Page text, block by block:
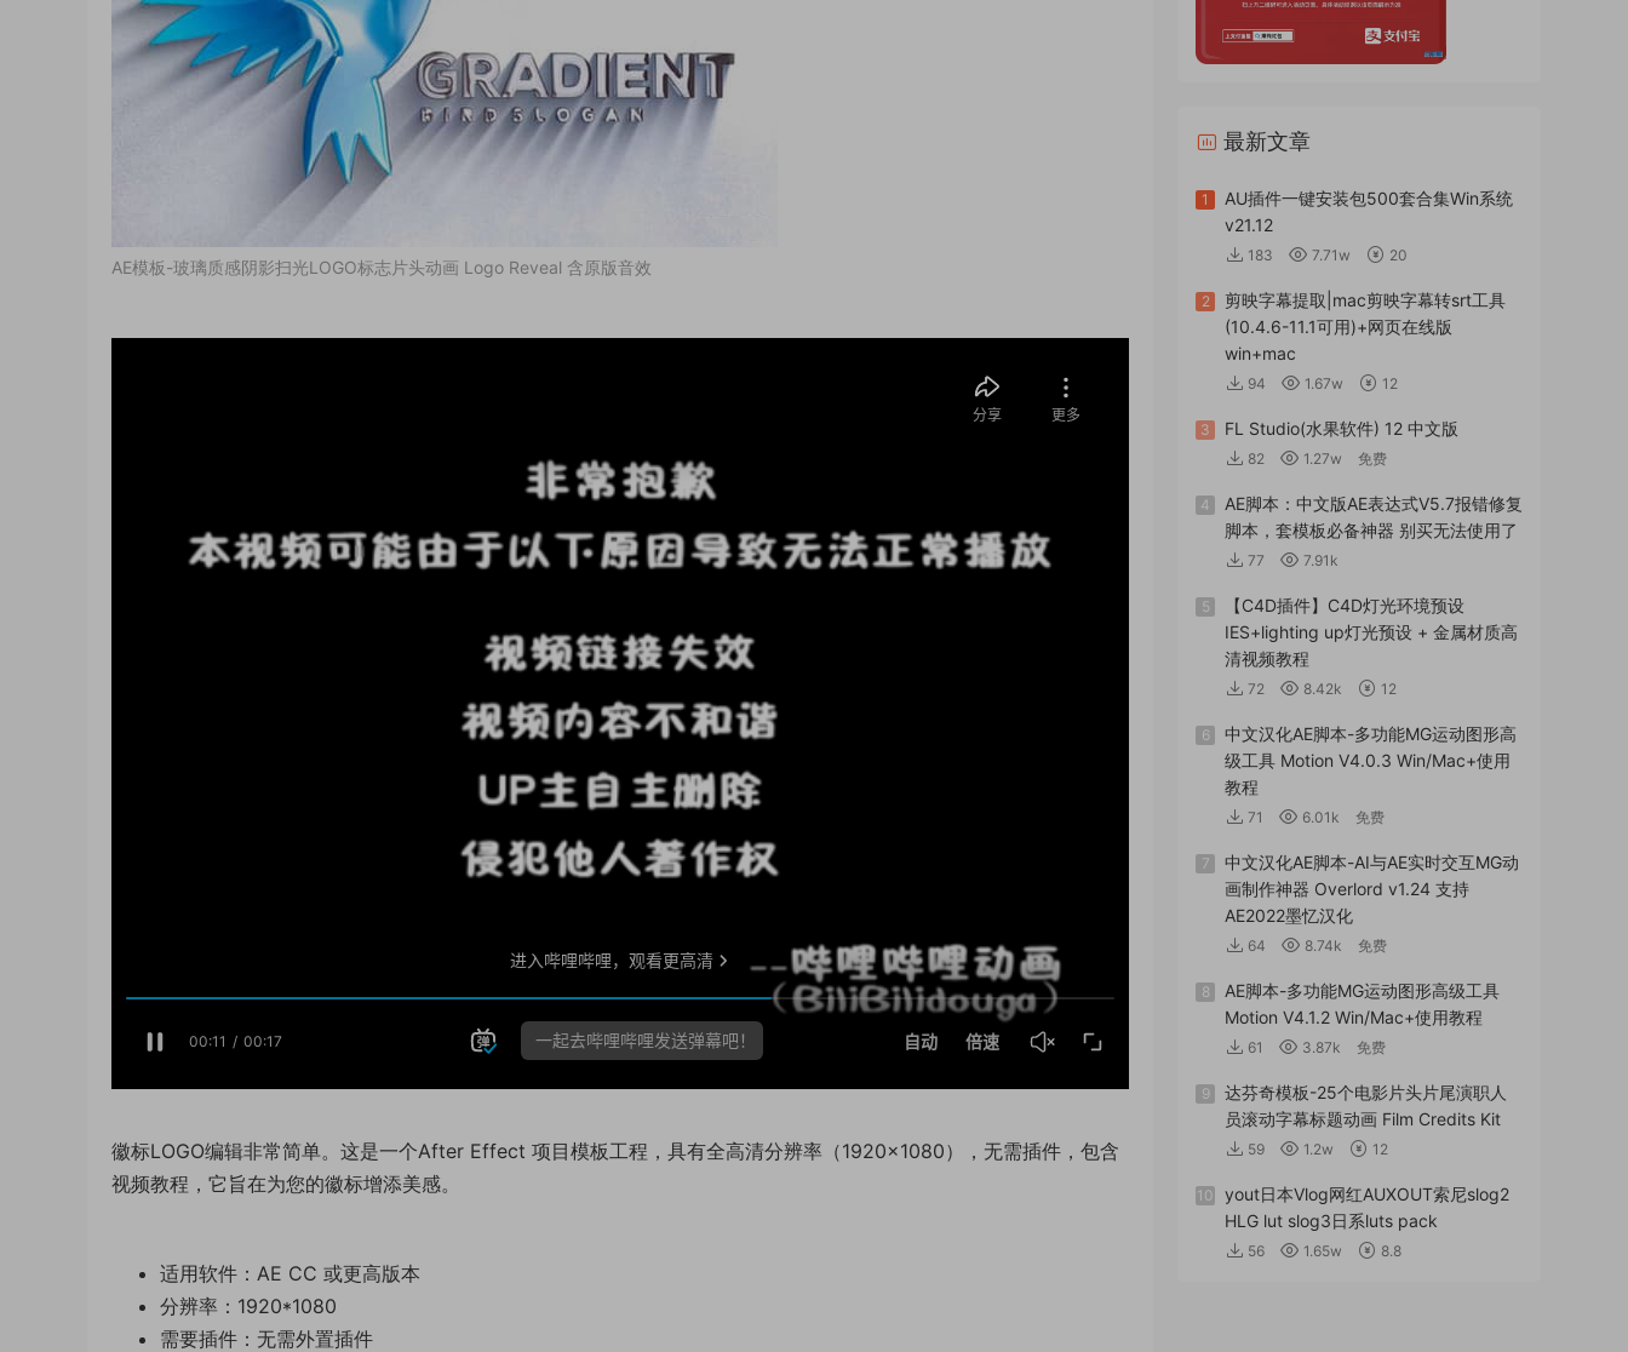
AE模板-玻璃质感阴影扫光LOGO标志片头动画 Logo Reveal 含原版音效
徽标LOGO编辑非常简单。这是一个After Effect 项目模板工程，具有全高清分辨率（1920×1080），无需插件，包含
视频教程，它旨在为您的徽标增添美感。
适用软件：AE CC 或更高版本
分辨率：1920*1080
需要插件：无需外置插件
最新文章
1
AU插件一键安装包500套合集Win系统
v21.12
183 7.71w 20
2
剪映字幕提取|mac剪映字幕转srt工具
(10.4.6-11.1可用)+网页在线版
win+mac
94 1.67w 12
3 FL Studio(水果软件) 12 中文版
82 1.27w 免费
4
AE脚本：中文版AE表达式V5.7报错修复
脚本，套模板必备神器 别买无法使用了
77 7.91k
5
【C4D插件】C4D灯光环境预设
IES+lighting up灯光预设 + 金属材质高
清视频教程
72 8.42k 12
6
中文汉化AE脚本-多功能MG运动图形高
级工具 Motion V4.0.3 Win/Mac+使用
教程
71 6.01k 免费
7
中文汉化AE脚本-AI与AE实时交互MG动
画制作神器 Overlord v1.24 支持
AE2022墨忆汉化
64 8.74k 免费
8
AE脚本-多功能MG运动图形高级工具
Motion V4.1.2 Win/Mac+使用教程
61 3.87k 免费
9
达芬奇模板-25个电影片头片尾演职人
员滚动字幕标题动画 Film Credits Kit
59 1.2w 12
10
yout日本Vlog网红AUXOUT索尼slog2
HLG lut slog3日系luts pack
56 1.65w 8.8